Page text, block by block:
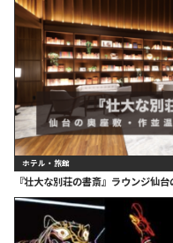
ホテル・旅館
『壮大な別荘の書斎』ラウンジ仙